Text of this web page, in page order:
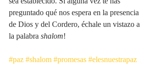
preguntado qué nos espera en la presencia
de Dios y del Cordero, échale un vistazo a
la palabra shalom!
#paz #shalom #promesas #elesnuestrapaz